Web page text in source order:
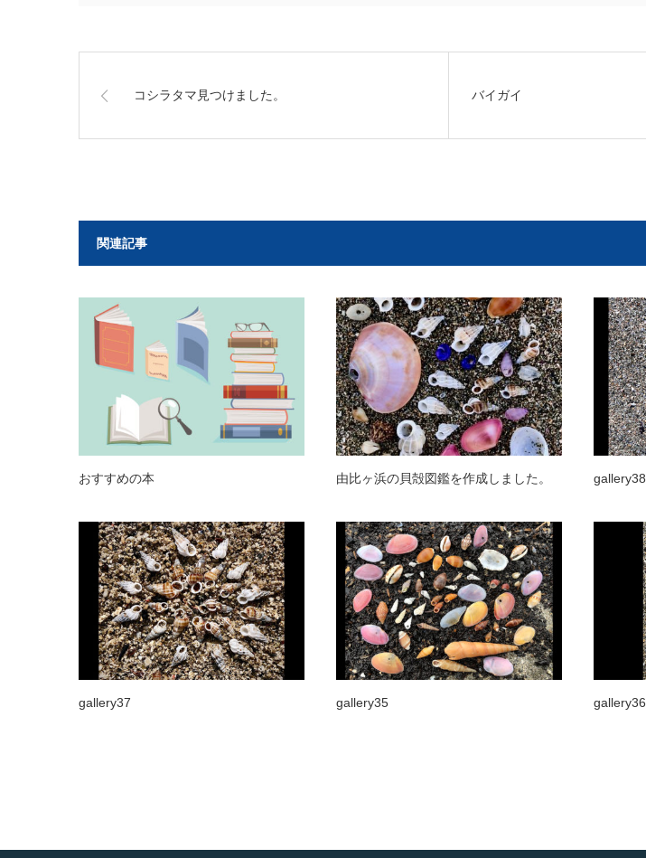
コシラタマ見つけました。 バイガイ
関連記事
おすすめの本 由比ヶ浜の貝殻図鑑を作成しました。 gallery38
gallery37 gallery35 gallery36